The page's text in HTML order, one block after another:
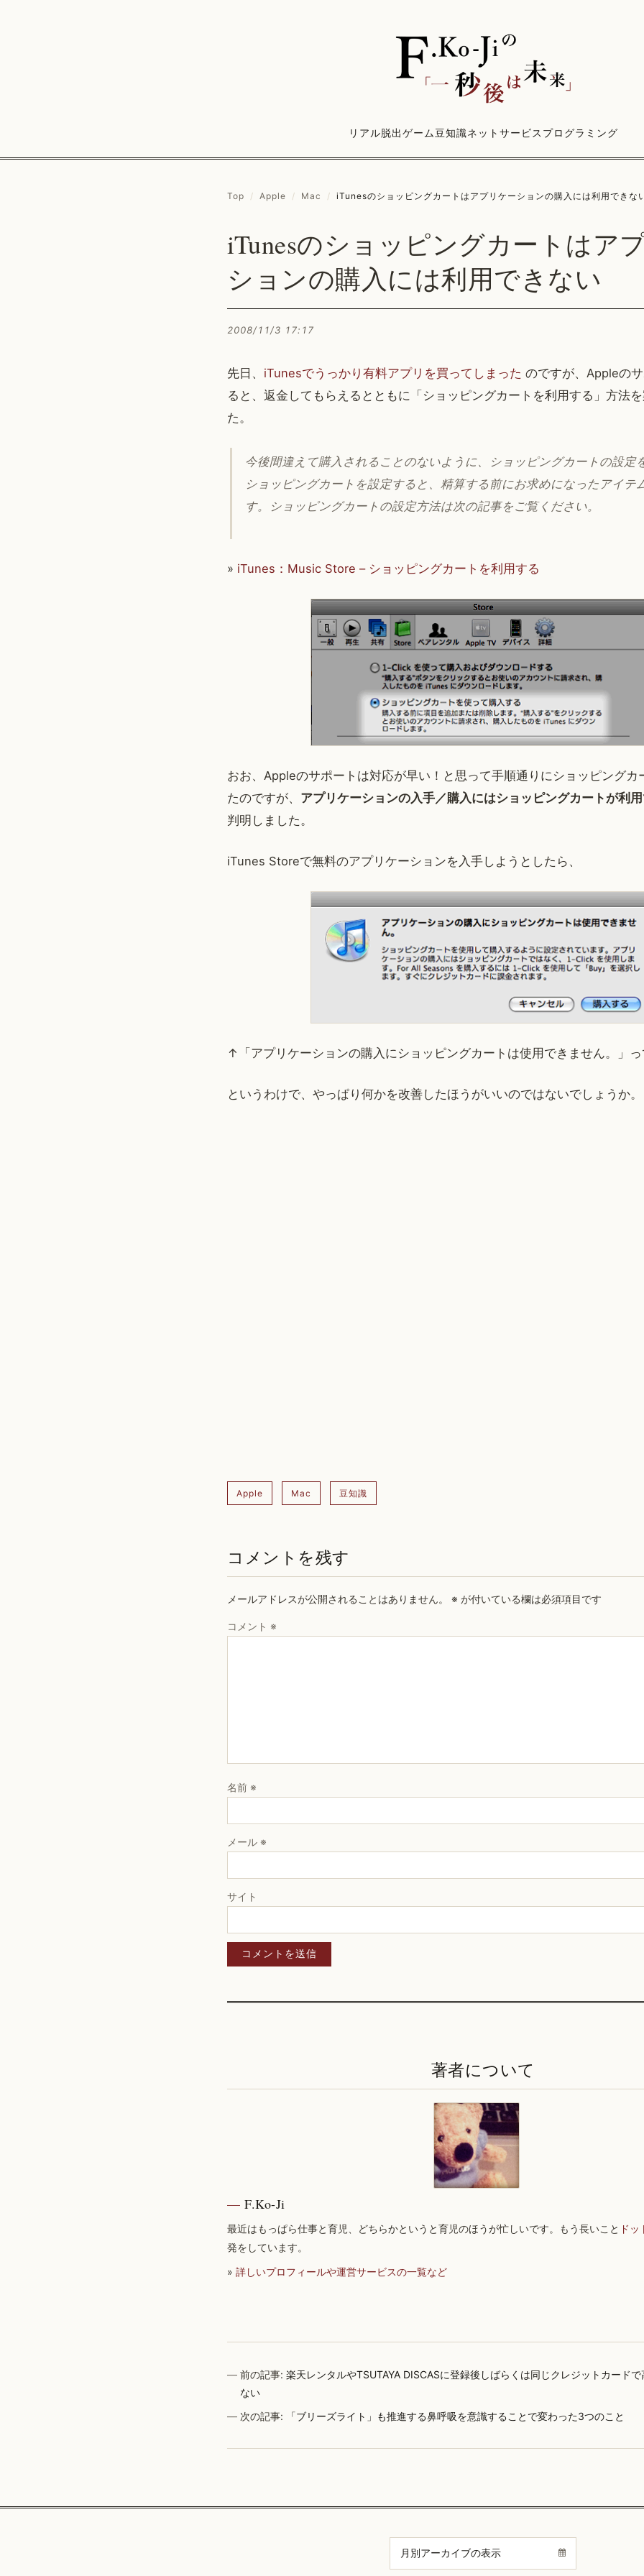
リアル脱出ゲーム豆知識ネットサービス プログラミング
Top / Apple / Mac / iTunesのショッピングカートはアプリケーションの購入には利用できな
iTunesのショッピングカートはア
ションの購入には利用できない
2008/11/3 17:17
先日、 iTunesでうっかり有料アプリを買ってしまった のですが、Appleの
ると、返金してもらえるとともに「ショッピングカートを利用する」方法
た。
今後間違えて購入されることのないように、ショッピングカートの設定
ショッピングカートを設定すると、精算する前にお求めになったアイテ
す。ショッピングカートの設定方法は次の記事をご覧ください。
» iTunes：Music Store – ショッピングカートを利用する
おお、Appleのサポートは対応が早い！と思って手順通りにショッピングカ
たのですが、 アプリケーションの入手／購入にはショッピングカートが利
判明しました。
iTunes Storeで無料のアプリケーションを入手しようとしたら、
↑「アプリケーションの購入にショッピングカートは使用できません。」
というわけで、やっぱり何かを改善したほうがいいのではないでしょうか。
Apple Mac 豆知識
コメントを残す
メールアドレスが公開されることはありません。 ※ が付いている欄は必須項目です
コメント ※
名前 ※
メール ※
サイト
著者について
F.Ko-Ji
最近はもっぱら仕事と育児、どちらかというと育児のほうが忙しいです。もう長いこと ド
発をしています。
» 詳しいプロフィールや運営サービスの一覧など
前の記事:楽天レンタルやTSUTAYA DISCASに登録後しばらくは同じクレジットカード
ない
次の記事:
「ブリーズライト」も推進する鼻呼吸を意識することで変わった3つのこと